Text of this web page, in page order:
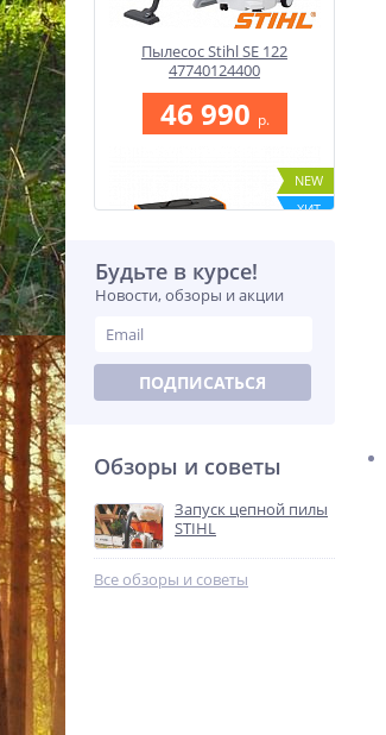
Пылесос Stihl SE 122
47740124400
46 990 p.
NEW
ХИТ
Аккумуляторная мотопила
Stihl GTA 26 SET
%
Будьте в курсе!
Новости, обзоры и акции
ПОДПИСАТЬСЯ
Обзоры и советы
Запуск цепной пилы
STIHL
Все обзоры и советы